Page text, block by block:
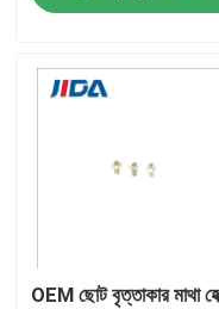
আমাদের সাথে যোগাযোগ
একটি উদ্ধৃতি অনুরোধ করুন
OEM ছোট বৃত্তাকার মাথা